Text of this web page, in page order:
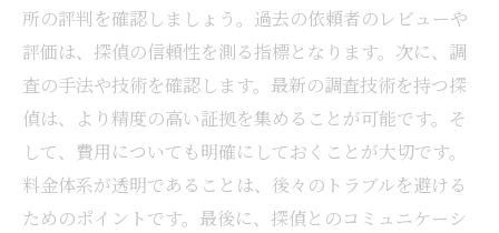
所の評判を確認しましょう。過去の依頼者のレビューや
評価は、探偵の信頼性を測る指標となります。次に、調
査の手法や技術を確認します。最新の調査技術を持つ探
偵は、より精度の高い証拠を集めることが可能です。そ
して、費用についても明確にしておくことが大切です。
料金体系が透明であることは、後々のトラブルを避ける
ためのポイントです。最後に、探偵とのコミュニケーシ